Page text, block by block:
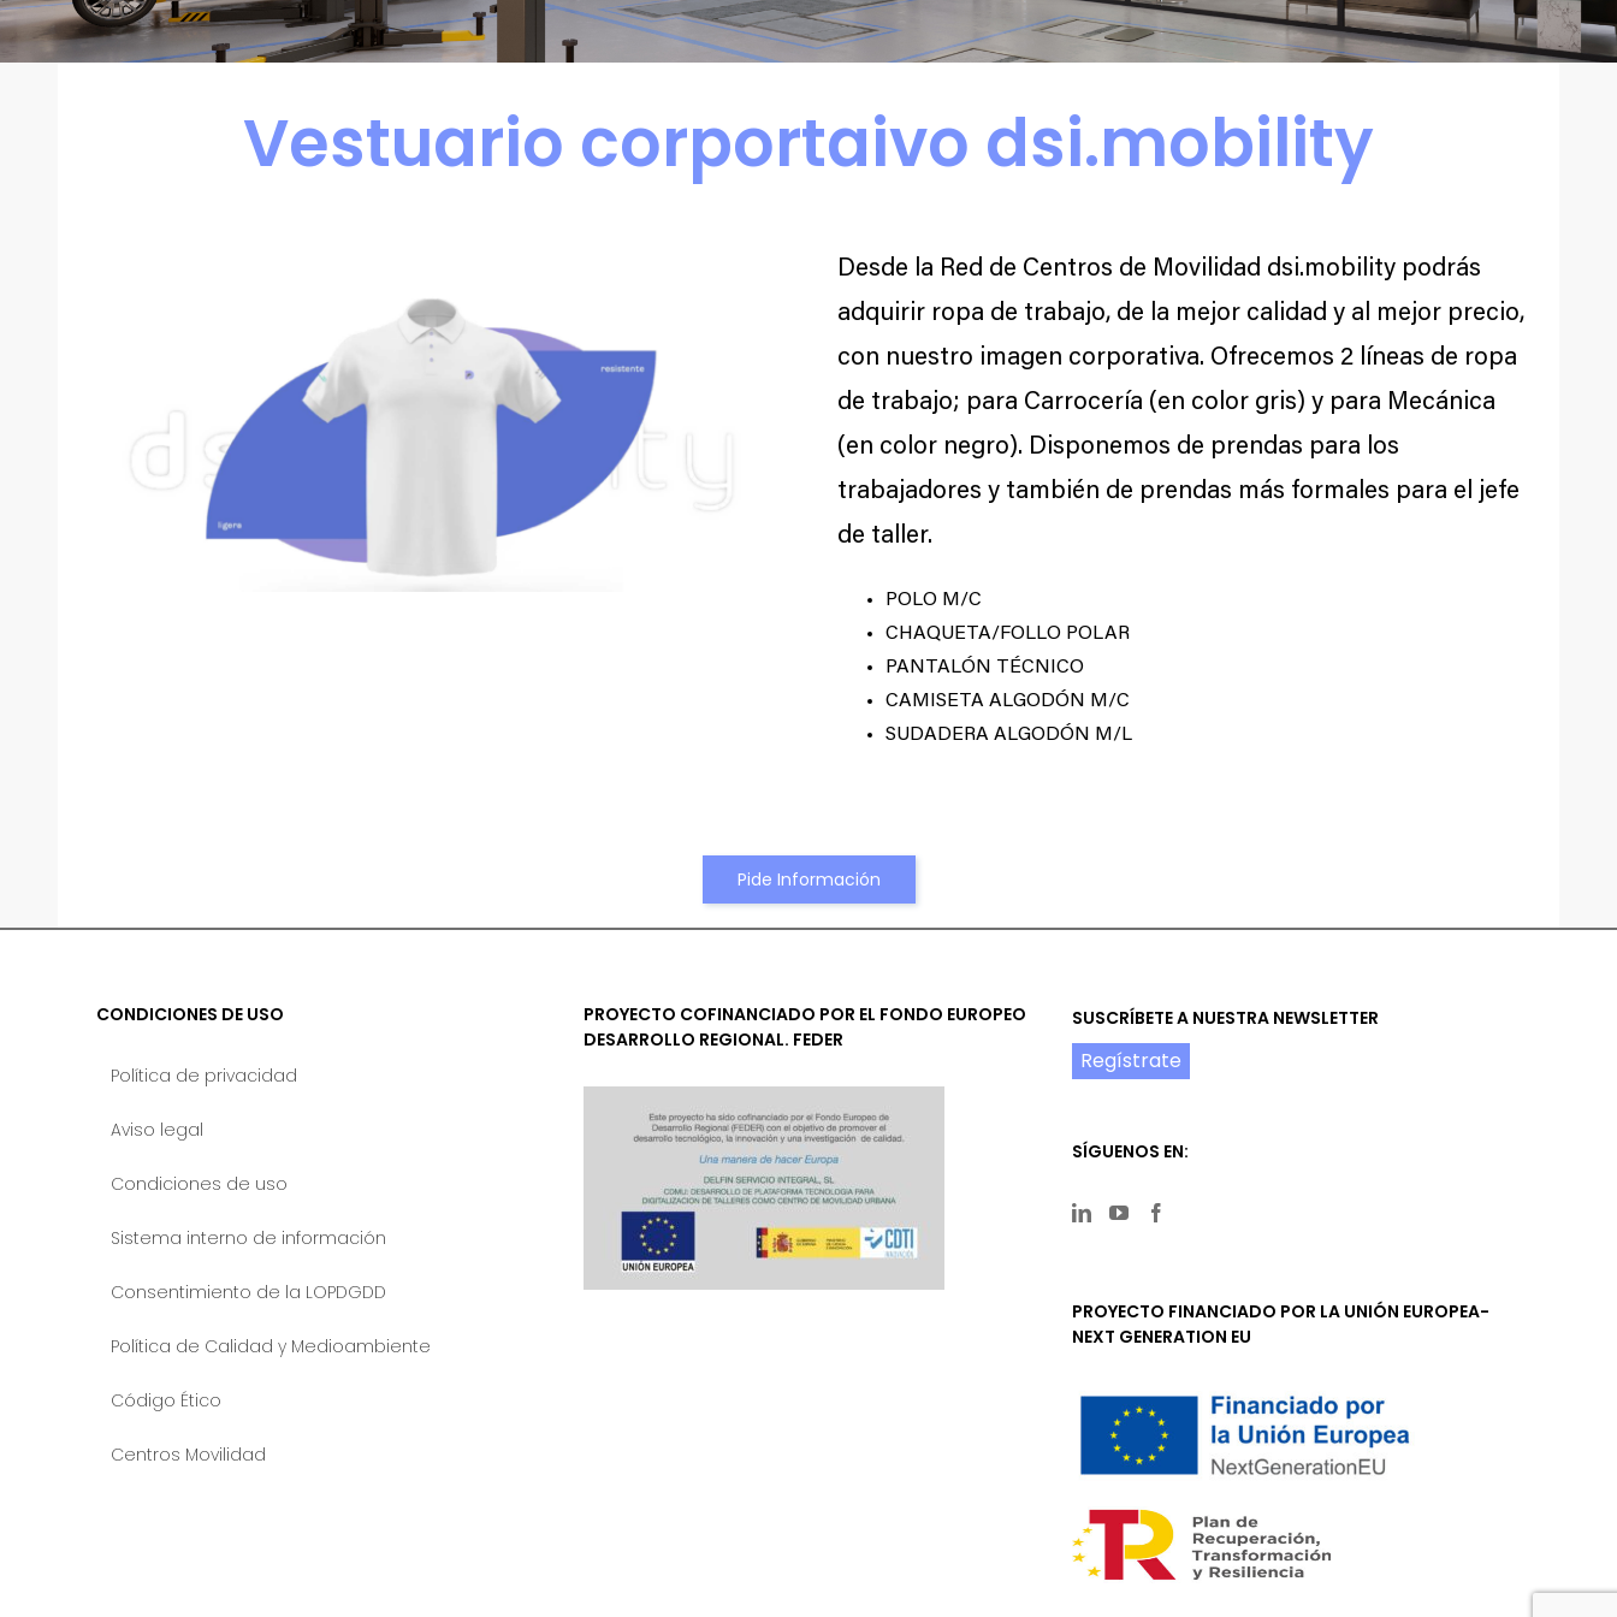
Vestuario corportaivo dsi.mobility
Desde la Red de Centros de Movilidad dsi.mobility podrás
adquirir ropa de trabajo, de la mejor calidad y al mejor precio,
con nuestro imagen corporativa. Ofrecemos 2 líneas de ropa
de trabajo; para Carrocería (en color gris) y para Mecánica
(en color negro). Disponemos de prendas para los
trabajadores y también de prendas más formales para el jefe
de taller.
POLO M/C
CHAQUETA/FOLLO POLAR
PANTALÓN TÉCNICO
CAMISETA ALGODÓN M/C
SUDADERA ALGODÓN M/L
Pide Información
CONDICIONES DE USO
Política de privacidad
Aviso legal
Condiciones de uso
Sistema interno de información
Consentimiento de la LOPDGDD
Política de Calidad y Medioambiente
Código Ético
Centros Movilidad
PROYECTO COFINANCIADO POR EL FONDO EUROPEO
DESARROLLO REGIONAL. FEDER
SUSCRÍBETE A NUESTRA NEWSLETTER
Regístrate
SÍGUENOS EN:
PROYECTO FINANCIADO POR LA UNIÓN EUROPEA-
NEXT GENERATION EU